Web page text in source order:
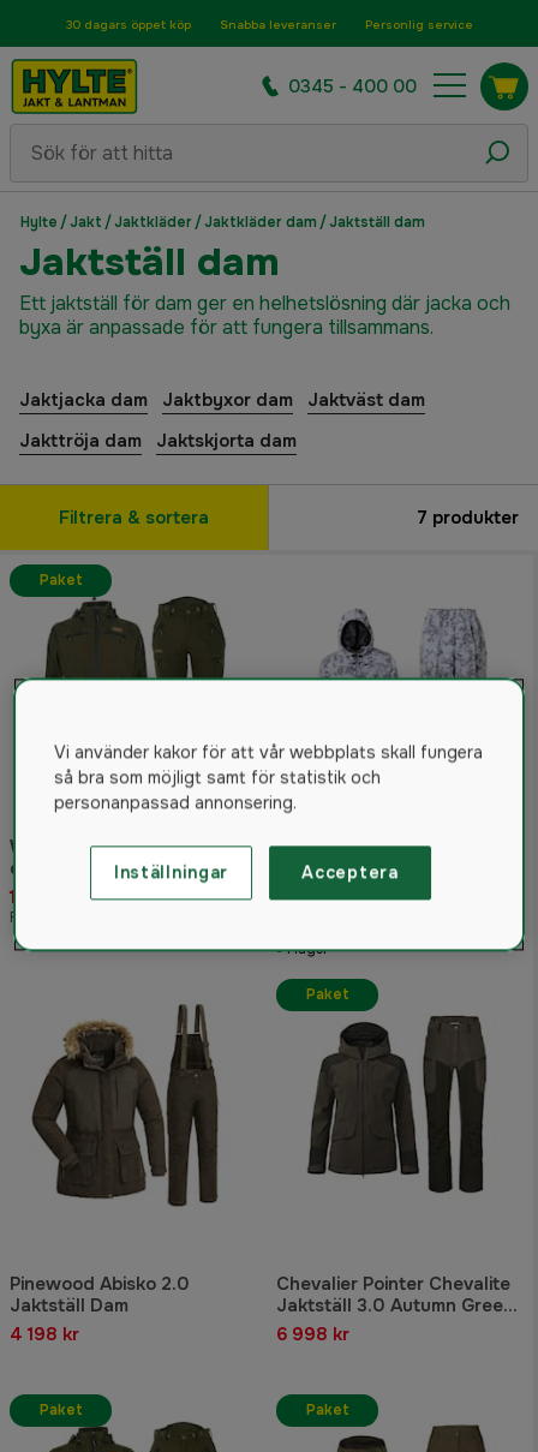
30 dagars öppet köp Snabba leveranser Personlig service
0345 - 400 00
Hylte /Jakt /Jaktkläder/Jaktkläder dam /Jaktställ dam
Jaktställ dam
Ett jaktställ för dam ger en helhetslösning där jacka och
byxa är anpassade för att fungera tillsammans.
Jaktjacka dam Jaktbyxor dam
Jaktväst dam
Jakttröja dam
Jaktskjorta dam
Filtrera & sortera 7 produkter
Woodline Jaktställ Stone
dam
1 795 kr
Rek. pris 2 195 kr
Paket
Set
4.3(15)
I lager
Pinewood Abisko 2.0
Jaktställ Dam
4 198 kr
Chevalier Pointer Chevalite
Jaktställ 3.0 Autumn Green
Dam
6 998 kr
Paket
Paket Paket
Vi använder kakor för att vår webbplats skall fungera
så bra som möjligt samt för statistik och
personanpassad annonsering.
Inställningar Acceptera